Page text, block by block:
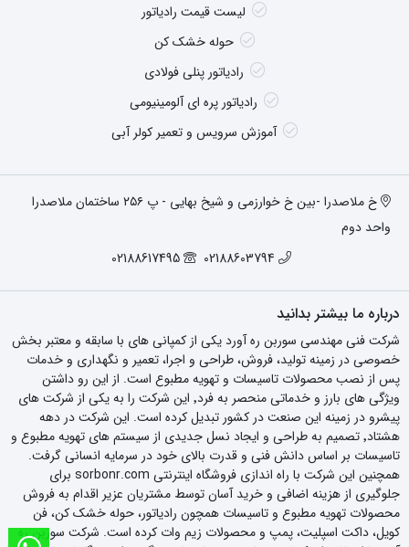
لیست قیمت رادیاتور
حوله خشک کن
رادیاتور پنلی فولادی
رادیاتور پره ای آلومینیومی
آموزش سرویس و تعمیر کولر آبی
خ ملاصدرا -بین خ خوارزمی و شیخ بهایی - پ ۲۵۶ ساختمان ملاصدرا
واحد دوم
02188603794
02188617495
درباره ما بیشتر بدانید
شرکت فنی مهندسی سوربن ره آورد یکی از کمپانی های با سابقه و معتبر بخش
خصوصی در زمینه تولید، فروش، طراحی و اجرا، تعمیر و نگهداری و خدمات
پس از نصب محصولات تاسیسات و تهویه مطبوع است. از این رو داشتن
ویژگی های بارز و خدماتی منحصر به فرد٬ این شرکت را به یکی از شرکت های
پیشرو در زمینه این صنعت در کشور تبدیل کرده است. این شرکت در دهه
هشتاد٬ تصمیم به طراحی و ایجاد نسل جدیدی از سیستم های تهویه مطبوع و
تاسیسات بر اساس دانش فنی و قدرت بالای خود در سرمایه انسانی گرفت.
همچنین این شرکت با راه اندازی فروشگاه اینترنتی sorbonr.com برای
جلوگیری از هزینه اضافی و خرید آسان توسط مشتریان عزیر اقدام به فروش
محصولات تهویه مطبوع و تاسیسات همچون رادیاتور، حوله خشک کن، فن
کویل، داکت اسپلیت، پمپ و محصولات زیم وات کرده است. شرکت سوربن ره